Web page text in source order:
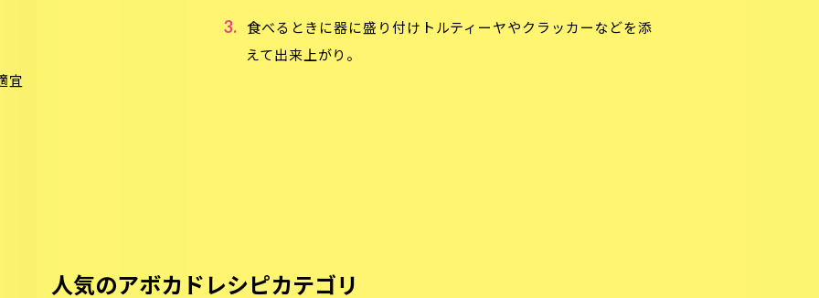
宜
3.
食べるときに器に盛り付けトルティーヤやクラッカーなどを添
えて出来上がり。
人気のアボカドレシピカテゴリ